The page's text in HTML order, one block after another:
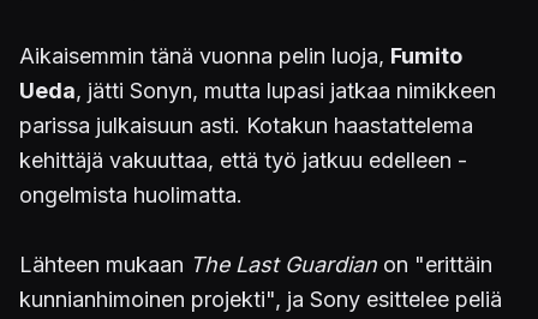
Aikaisemmin tänä vuonna pelin luoja, Fumito
Ueda, jätti Sonyn, mutta lupasi jatkaa nimikkeen
parissa julkaisuun asti. Kotakun haastattelema
kehittäjä vakuuttaa, että työ jatkuu edelleen -
ongelmista huolimatta.
Lähteen mukaan The Last Guardian on "erittäin
kunnianhimoinen projekti", ja Sony esittelee peliä